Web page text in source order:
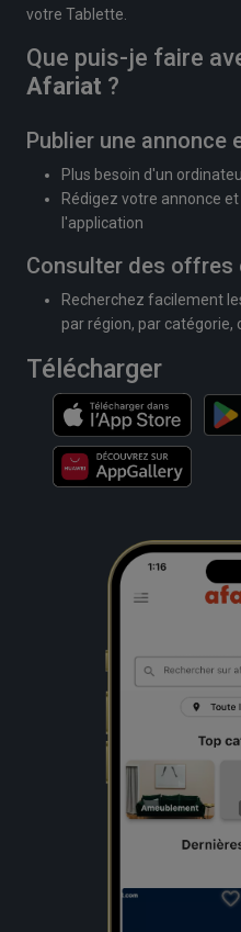
votre Tablette.
Que puis-je faire
Afariat ?
Publier une annonce
Plus besoin d'un
Rédigez votre annonce
l'application
Consulter des offres
Recherchez facilement
par région, par catégorie,
Télécharger